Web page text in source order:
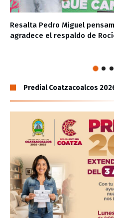
Resalta Pedro Miguel
agradece el respaldo de
Predial Coatzacoalcos